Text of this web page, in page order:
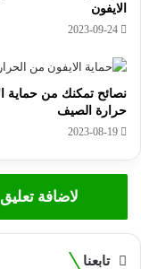
الايفون
2023-09-24
نصائح تمكنك من حماية
حرارة الصيف
2023-08-19
لاضافة
تابعنا